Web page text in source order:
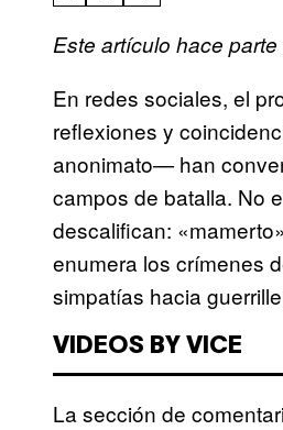
Este artículo hace parte
En redes sociales, el
reflexiones y
anonimato— han
campos de batalla. No
descalifican:
enumera los crímenes
simpatías hacia
VIDEOS BY VICE
La sección de